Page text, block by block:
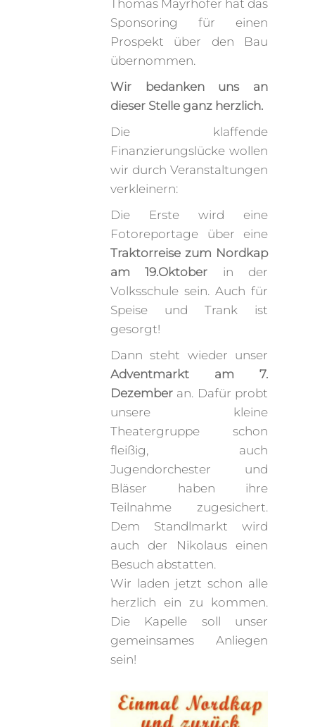
Thomas Mayrhofer hat das
Sponsoring für einen
Prospekt über den Bau
übernommen.
Wir bedanken uns an
dieser Stelle ganz herzlich.
Die klaffende
Finanzierungslücke wollen
wir durch Veranstaltungen
verkleinern:
Die Erste wird eine
Fotoreportage über eine
Traktorreise zum Nordkap
am 19.Oktober in der
Volksschule sein. Auch für
Speise und Trank ist
gesorgt!
Dann steht wieder unser
Adventmarkt am 7.
Dezemberan. Dafür probt
unsere kleine
Theatergruppe schon
fleißig, auch
Jugendorchester und
Bläser haben ihre
Teilnahme zugesichert.
Dem Standlmarkt wird
auch der Nikolaus einen
Besuch abstatten.
Wir laden jetzt schon alle
herzlich ein zu kommen.
Die Kapelle soll unser
gemeinsames Anliegen
sein!